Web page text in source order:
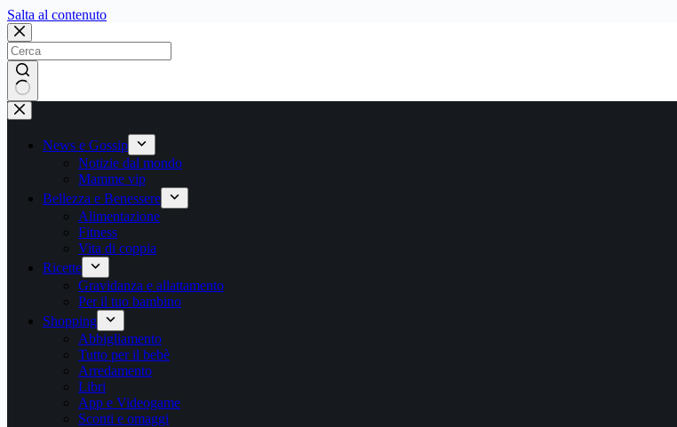
Salta al contenutoSalta
contenuto
Nessun
risultato
News e Gossip
Notizie dal mondo
Mamme vip
Bellezza e Benessere
Alimentazione
Fitness
Vita di coppia
Ricette
Gravidanza e allattamento
Per il tuo bambino
Shopping
Abbigliamento
Tutto per il bebè
Arredamento
Libri
App e Videogame
Sconti e omaggi